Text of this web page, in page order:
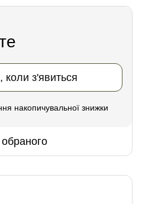
коли з'явиться
накопичувальної знижки